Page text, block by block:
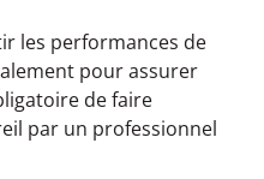
les performances de
pour assurer
de faire
par un professionnel